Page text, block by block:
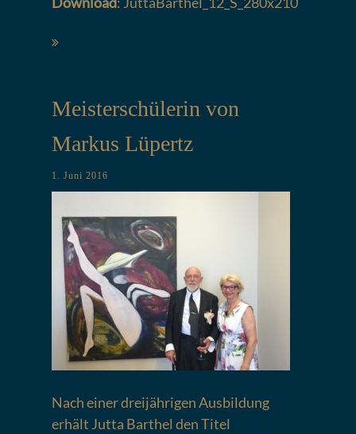
Meisterschülerin von
Markus Lüpertz
1. Juni 2016
Nach einer dreijährigen Ausbildung
erhält Jutta Barthel den Titel